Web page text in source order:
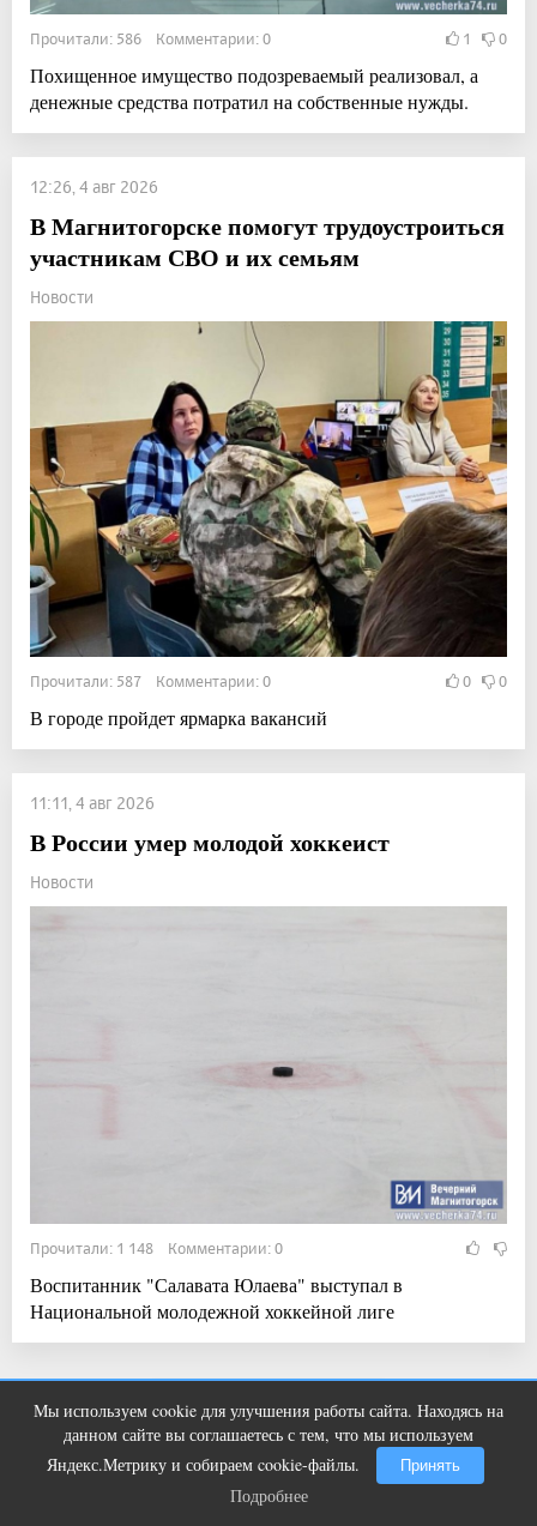
Прочитали: 586 Комментарии: 0 1 0
Похищенное имущество подозреваемый реализовал, а
денежные средства потратил на собственные нужды.
12:26, 4 авг 2026
В Магнитогорске помогут трудоустроиться
участникам СВО и их семьям
Новости
Прочитали: 587 Комментарии: 0 0 0
В городе пройдет ярмарка вакансий
11:11, 4 авг 2026
В России умер молодой хоккеист
Новости
Прочитали: 1 148 Комментарии: 0
Воспитанник "Салавата Юлаева" выступал в
Национальной молодежной хоккейной лиге
Мы используем cookie для улучшения работы сайта. Находясь на
данном сайте вы соглашаетесь с тем, что мы используем
Яндекс.Метрику и собираем cookie-файлы.
Принять
Подробнее
Ногти будут чистыми! Домашний
метод убьет грибок, возьмите 3%-ю…
Подробнее